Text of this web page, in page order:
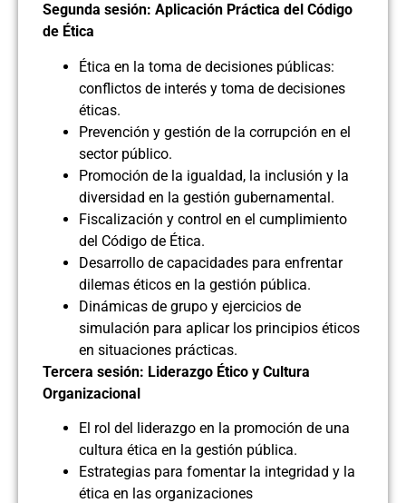
Segunda sesión: Aplicación Práctica del Código
de Ética
Ética en la toma de decisiones públicas:
conflictos de interés y toma de decisiones
éticas.
Prevención y gestión de la corrupción en el
sector público.
Promoción de la igualdad, la inclusión y la
diversidad en la gestión gubernamental.
Fiscalización y control en el cumplimiento
del Código de Ética.
Desarrollo de capacidades para enfrentar
dilemas éticos en la gestión pública.
Dinámicas de grupo y ejercicios de
simulación para aplicar los principios éticos
en situaciones prácticas.
Tercera sesión: Liderazgo Ético y Cultura
Organizacional
El rol del liderazgo en la promoción de una
cultura ética en la gestión pública.
Estrategias para fomentar la integridad y la
ética en las organizaciones